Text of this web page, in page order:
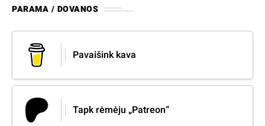
PARAMA / DOVANOS
Pavaišink kava
Tapk rėmėju „Patreon“